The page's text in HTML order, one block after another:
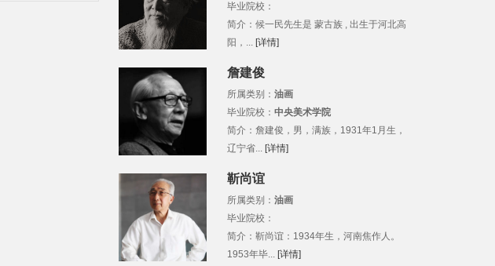
毕业院校：
简介：候一民先生是 蒙古族 , 出生于河北高
阳，... [详情]
詹建俊
所属类别： 油画
毕业院校： 中央美术学院
简介：詹建俊，男，满族，1931年1月生，
辽宁省... [详情]
靳尚谊
所属类别： 油画
毕业院校：
简介：靳尚谊：1934年生，河南焦作人。
1953年毕... [详情]